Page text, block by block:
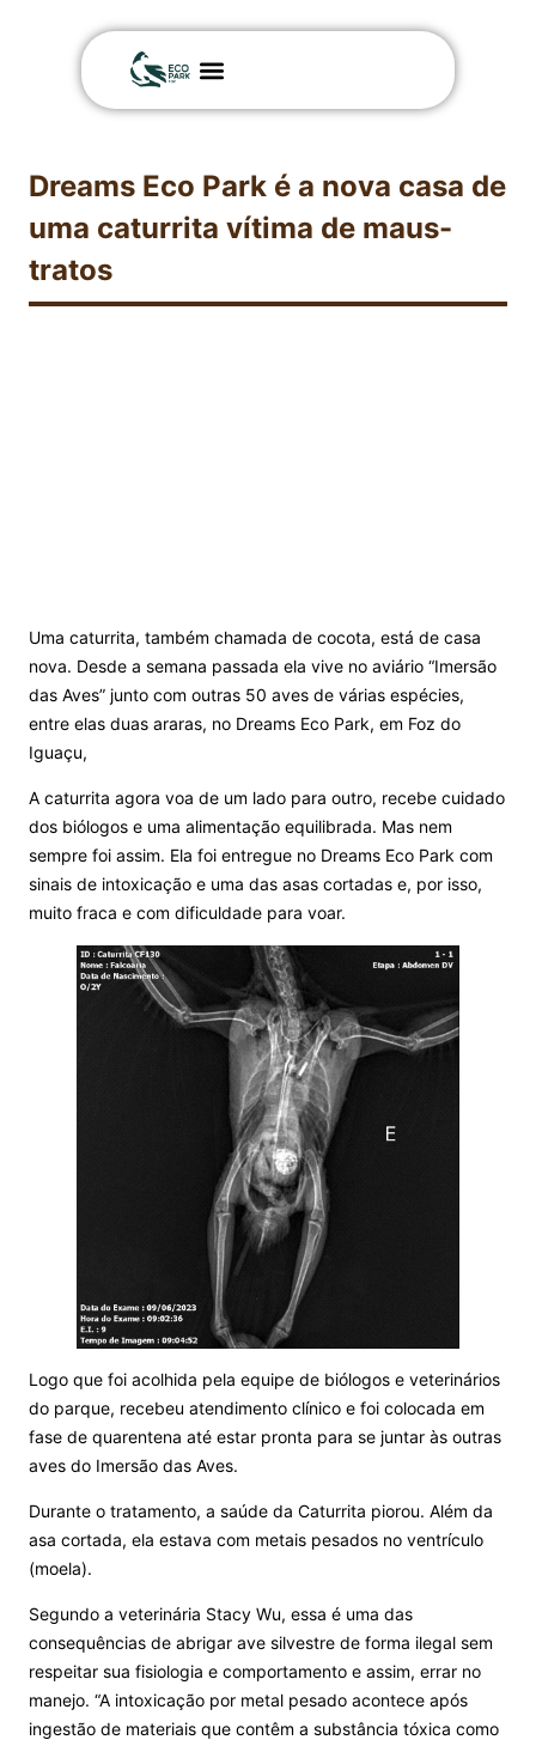
Dreams Eco Park é a nova casa de
uma caturrita vítima de maus-
tratos
Uma caturrita, também chamada de cocota, está de casa
nova. Desde a semana passada ela vive no aviário “Imersão
das Aves” junto com outras 50 aves de várias espécies,
entre elas duas araras, no Dreams Eco Park, em Foz do
Iguaçu,
A caturrita agora voa de um lado para outro, recebe cuidado
dos biólogos e uma alimentação equilibrada. Mas nem
sempre foi assim. Ela foi entregue no Dreams Eco Park com
sinais de intoxicação e uma das asas cortadas e, por isso,
muito fraca e com dificuldade para voar.
Logo que foi acolhida pela equipe de biólogos e veterinários
do parque, recebeu atendimento clínico e foi colocada em
fase de quarentena até estar pronta para se juntar às outras
aves do Imersão das Aves.
Durante o tratamento, a saúde da Caturrita piorou. Além da
asa cortada, ela estava com metais pesados no ventrículo
(moela).
Segundo a veterinária Stacy Wu, essa é uma das
consequências de abrigar ave silvestre de forma ilegal sem
respeitar sua fisiologia e comportamento e assim, errar no
manejo. “A intoxicação por metal pesado acontece após
ingestão de materiais que contêm a substância tóxica como